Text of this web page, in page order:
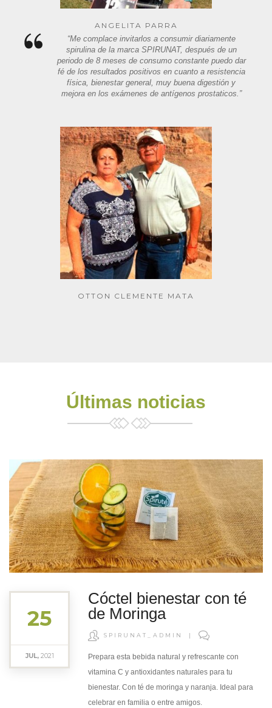
ANGELITA PARRA
“Me complace invitarlos a consumir diariamente
spirulina de la marca SPIRUNAT, después de un
periodo de 8 meses de consumo constante puedo dar
fé de los resultados positivos en cuanto a resistencia
física, bienestar general, muy buena digestión y
mejora en los exámenes de antígenos prostaticos.”
OTTON CLEMENTE MATA
Últimas noticias
Cóctel bienestar con té
de Moringa
SPIRUNAT_ADMIN |
Prepara esta bebida natural y refrescante con
vitamina C y antioxidantes naturales para tu
bienestar. Con té de moringa y naranja. Ideal para
celebrar en familia o entre amigos.
25
JUL, 2021